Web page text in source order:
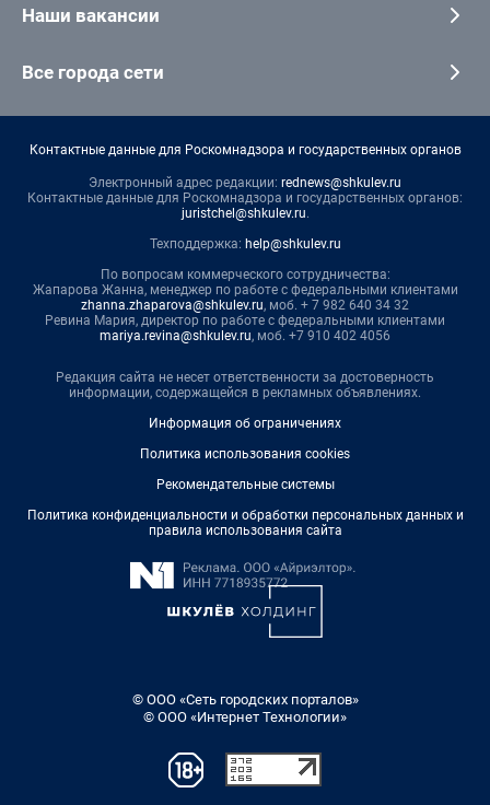
Наши вакансии
Все города сети
Контактные данные для Роскомнадзора и государственных органов
Электронный адрес редакции: rednews@shkulev.ru
Контактные данные для Роскомнадзора и государственных органов:
juristchel@shkulev.ru.
Техподдержка: help@shkulev.ru
По вопросам коммерческого сотрудничества:
Жапарова Жанна, менеджер по работе с федеральными клиентами
zhanna.zhaparova@shkulev.ru, моб. + 7 982 640 34 32
Ревина Мария, директор по работе с федеральными клиентами
mariya.revina@shkulev.ru, моб. +7 910 402 4056
Редакция сайта не несет ответственности за достоверность
информации, содержащейся в рекламных объявлениях.
Информация об ограничениях
Политика использования cookies
Рекомендательные системы
Политика конфиденциальности и обработки персональных данных и
правила использования сайта
© ООО «Сеть городских порталов»
© ООО «Интернет Технологии»